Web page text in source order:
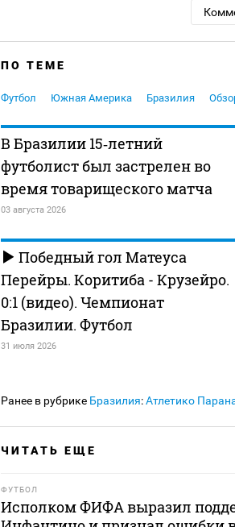
ПО ТЕМЕ
Футбол Южная Америка Бразилия
В Бразилии 15‑летний
футболист был застрелен во
время товарищеского матча
03 августа 2026
Победный гол Матеуса
Перейры. Коритиба - Крузейро.
0:1 (видео). Чемпионат
Бразилии. Футбол
31 июля 2026
Ранее в рубрике Бразилия:Атлетико
ЧИТАТЬ ЕЩЕ
ФУТБОЛ
Исполком ФИФА выразил